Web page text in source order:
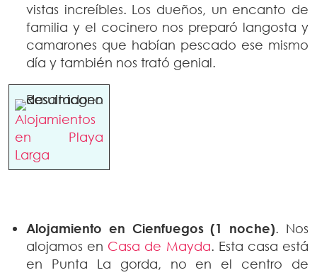
vistas increíbles. Los dueños, un encanto de
familia y el cocinero nos preparó langosta y
camarones que habían pescado ese mismo
día y también nos trató genial.
Alojamientos
en Playa
Larga
Alojamiento en Cienfuegos (1 noche). Nos
alojamos en Casa de Mayda. Esta casa está
en Punta La gorda, no en el centro de